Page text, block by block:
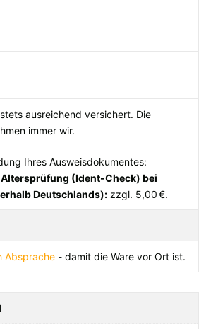
ausreichend versichert. Die
immer wir.
Ihres Ausweisdokumentes:
(Ident-Check) bei
Deutschlands): zzgl. 5,00€.
Absprache - damit die Ware vor Ort ist.